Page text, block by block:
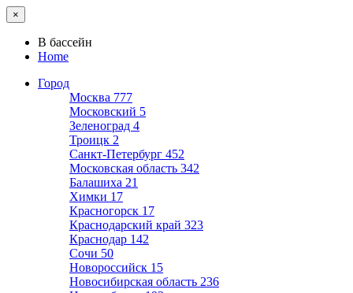
×
В бассейн
Home
Город
Москва 777
Московский 5
Зеленоград 4
Троицк 2
Санкт-Петербург 452
Московская область 342
Балашиха 21
Химки 17
Красногорск 17
Краснодарский край 323
Краснодар 142
Сочи 50
Новороссийск 15
Новосибирская область 236